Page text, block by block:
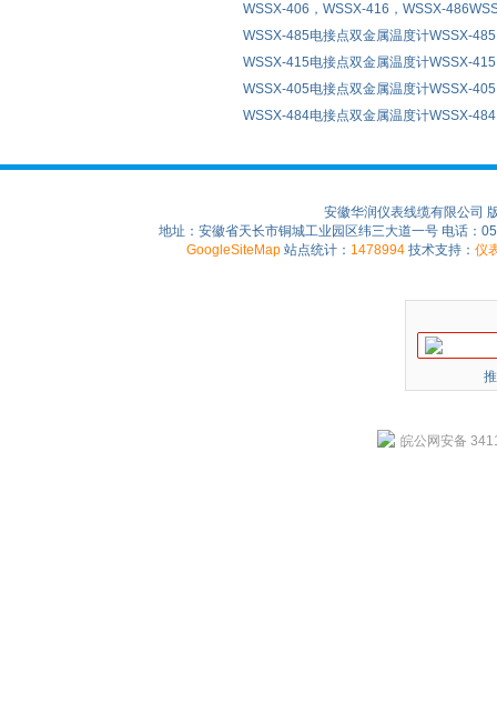
WSSX-406，WSSX-416，WSSX-
WSSX-485电接点双金属温度计WSSX-485
WSSX-415电接点双金属温度计WSSX-415
WSSX-405电接点双金属温度计WSSX-405
WSSX-484电接点双金属温度计WSSX-484
安徽华润仪表线缆有限公司
地址：安徽省天长市铜城工业园区纬三大道一号 电话：
GoogleSiteMap 站点统计： 1478994 技术支持： 仪
皖公网安备